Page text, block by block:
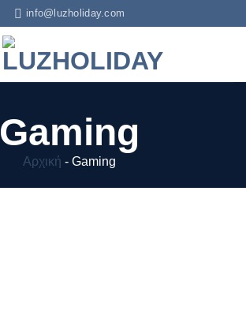
info@luzholiday.com
Gaming
Αρχική - Gaming